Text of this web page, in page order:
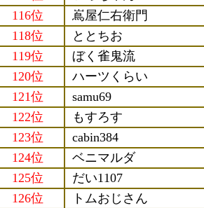
116位
嶌屋仁右衛門
118位
ととちお
119位
ぼく雀鬼流
120位
ハーツくらい
121位
samu69
122位
もすろす
123位
cabin384
124位
ベニマルダ
125位
だい1107
126位
トムおじさん